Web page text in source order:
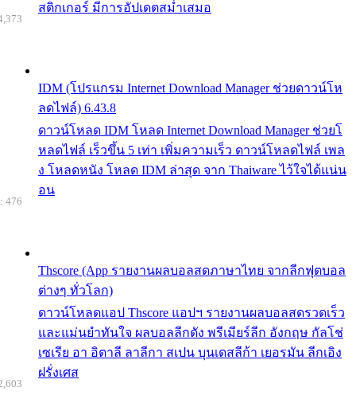
สติกเกอร์ มีการอัปเดตสม่ำเสมอ
IDM (โปรแกรม Internet Download Manager ช่วยดาวน์โห
ลดไฟล์) 6.43.8
ดาวน์โหลด IDM โหลด Internet Download Manager ช่วยโ
หลดไฟล์ เร็วขึ้น 5 เท่า เพิ่มความเร็ว ดาวน์โหลดไฟล์ เพล
ง โหลดหนัง โหลด IDM ล่าสุด จาก Thaiware ไว้ใจได้แน่น
อน
Thscore (App รายงานผลบอลสดภาษาไทย จากลีกฟุตบอล
ต่างๆ ทั่วโลก)
ดาวน์โหลดแอป Thscore แอปฯ รายงานผลบอลสดรวดเร็ว
และแม่นยำทันใจ ผลบอลลีกดัง พรีเมียร์ลีก อังกฤษ กัลโช่
เซเรีย อา อิตาลี ลาลีกา สเปน บุนเดสลีก้า เยอรมัน ลีกเอิง
ฝรั่งเศส
476